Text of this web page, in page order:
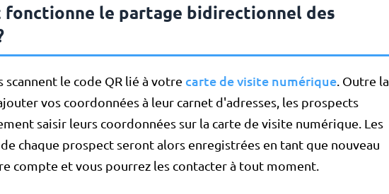
fonctionne le partage bidirectionnel des
scannent le code QR lié à votre carte de visite numérique. Outre la
vos coordonnées à leur carnet d'adresses, les prospects
saisir leurs coordonnées sur la carte de visite numérique. Les
chaque prospect seront alors enregistrées en tant que nouveau
compte et vous pourrez les contacter à tout moment.